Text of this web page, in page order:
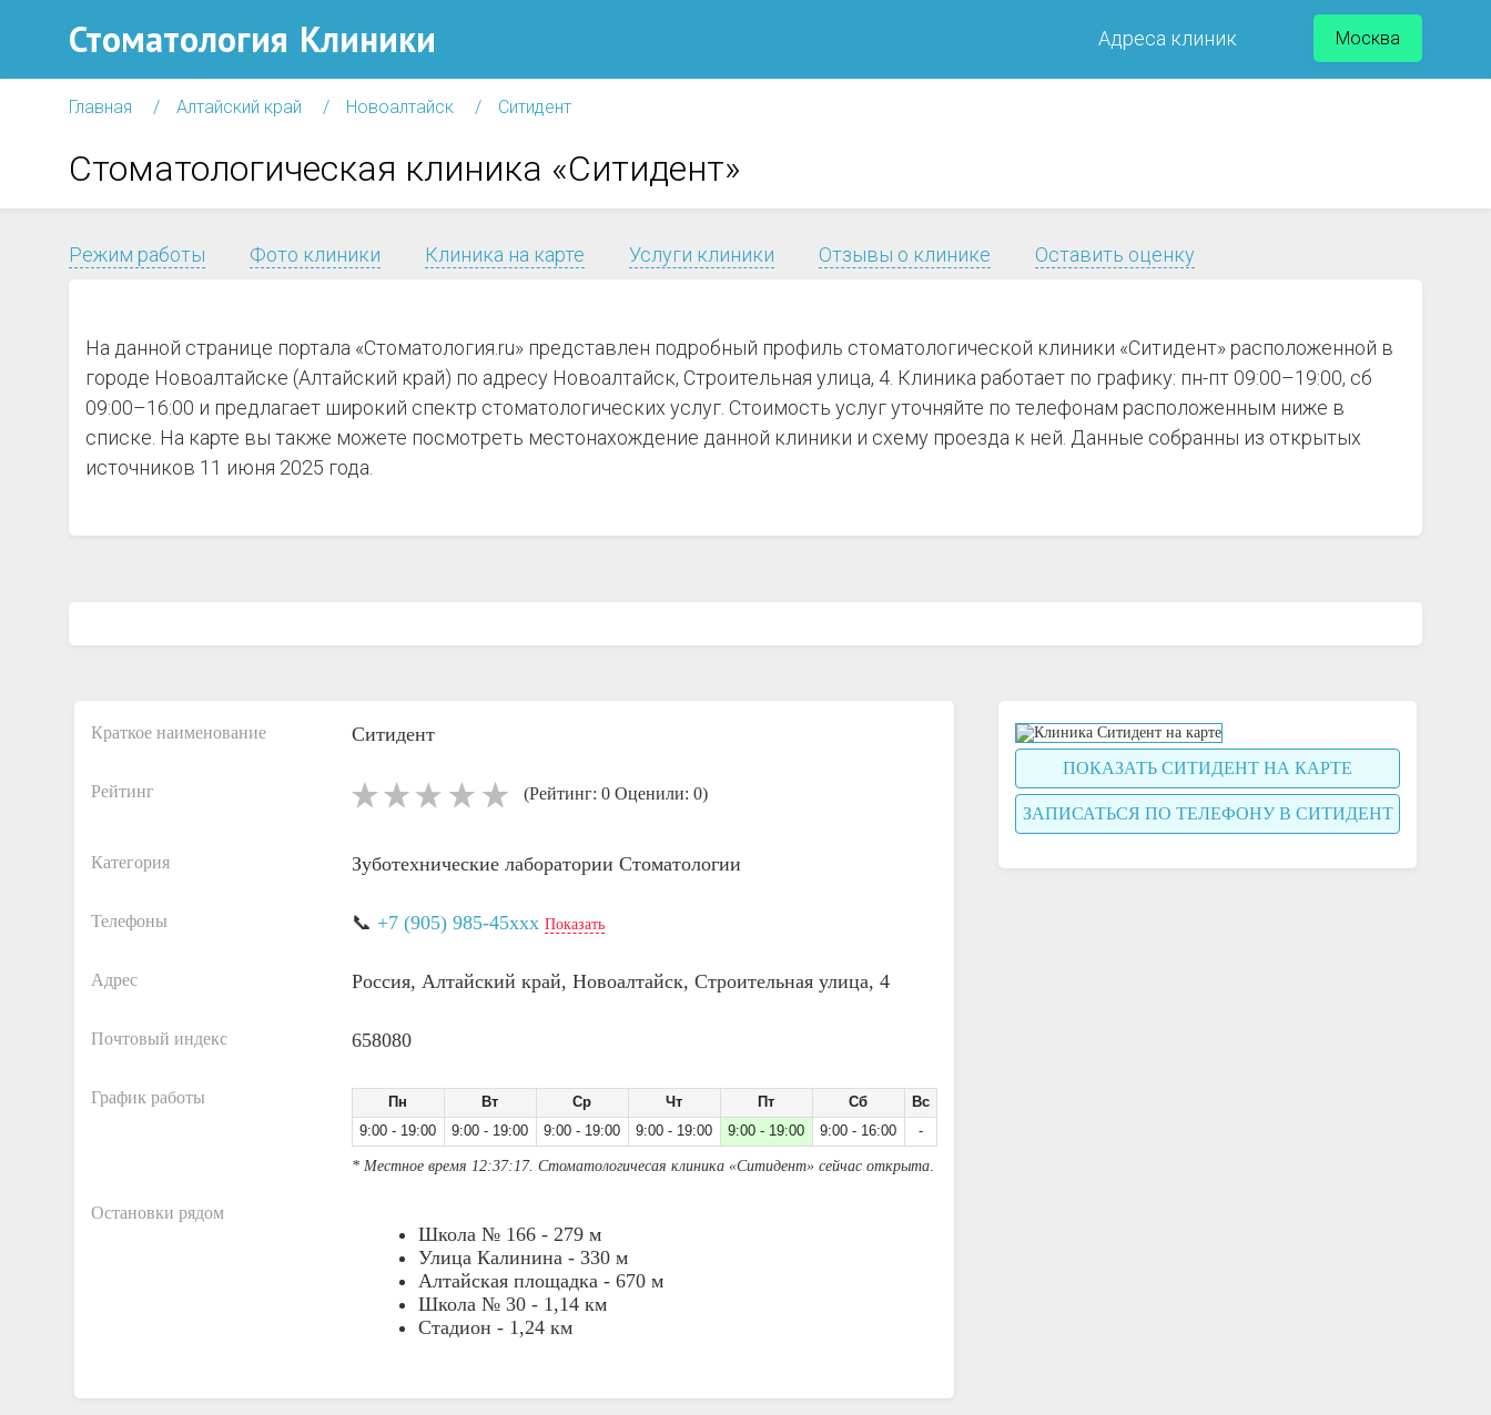
Стоматология Клиники Адреса клиник Москва
Главная Алтайский край Новоалтайск Ситидент
Стоматологическая клиника «Ситидент»
Режим работы Фото клиники Клиника на карте Услуги клиники Отзывы о клинике Оставить оценку
На данной странице портала «Стоматология.ru» представлен подробный профиль стоматологической клиники «Ситидент» расположенной в
городе Новоалтайске (Алтайский край) по адресу Новоалтайск, Строительная улица, 4. Клиника работает по графику: пн-пт 09:00–19:00, сб
09:00–16:00 и предлагает широкий спектр стоматологических услуг. Стоимость услуг уточняйте по телефонам расположенным ниже в
списке. На карте вы также можете посмотреть местонахождение данной клиники и схему проезда к ней. Данные собранны из открытых
источников 11 июня 2025 года.
Краткое наименование Ситидент
Рейтинг (Рейтинг: 0 Оценили: 0)
Категория Зуботехнические лаборатории Стоматологии
Телефоны 📞 +7 (905) 985-45xxx Показать
Адрес Россия, Алтайский край, Новоалтайск, Строительная улица, 4
Почтовый индекс 658080
График работы Пн Вт Ср Чт Пт Сб
Вс
9:00 - 19:00
9:00 - 19:00 9:00 - 19:00 9:00 - 19:00 9:00 - 19:00 9:00 - 16:00 -
* Местное время 12:37:17. Стоматологичесая клиника «Ситидент» сейчас открыта.
Остановки рядом
Школа № 166 - 279 м
Улица Калинина - 330 м
Алтайская площадка - 670 м
Школа № 30 - 1,14 км
Стадион - 1,24 км
ПОКАЗАТЬ СИТИДЕНТ НА КАРТЕ
ЗАПИСАТЬСЯ ПО ТЕЛЕФОНУ В СИТИДЕНТ